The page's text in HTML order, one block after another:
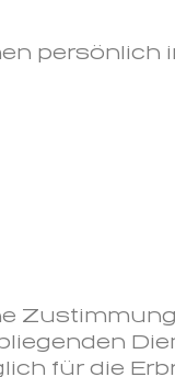
persönlich
für die